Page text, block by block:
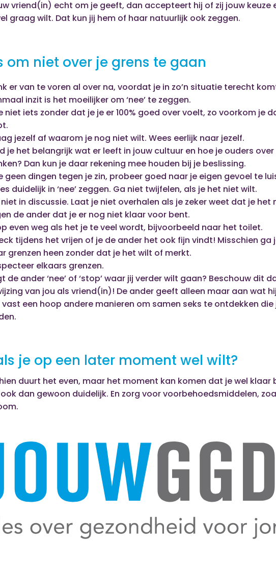
vriend(in) echt om je geeft, dan accepteert hij of zij jouw keuze
graag wilt. Dat kun jij hem of haar natuurlijk ook zeggen.
om niet over je grens te gaan
er van te voren al over na, voordat je in zo’n situatie terecht
inzit is het moeilijker om ‘nee’ te zeggen.
niet iets zonder dat je je er 100% goed over voelt, zo voorkom je
jezelf af waarom je nog niet wilt. Wees eerlijk naar jezelf.
je het belangrijk wat er leeft in jouw cultuur en hoe je ouders
Dan kun je daar rekening mee houden bij je beslissing.
geen dingen tegen je zin, probeer goed naar je eigen gevoel te
duidelijk in ‘nee’ zeggen. Ga niet twijfelen, als je het niet wilt.
in discussie. Laat je niet overhalen als je zeker weet dat je het
de ander dat je er nog niet klaar voor bent.
even weg als het je te veel wordt, bijvoorbeeld naar het toilet.
tijdens het vrijen of je de ander het ook fijn vindt! Misschien ga
grenzen heen zonder dat je het wilt of merkt.
elkaars grenzen.
de ander ‘nee’ of ‘stop’ waar jij verder wilt gaan? Beschouw dit
van jou als vriend(in)! De ander geeft alleen maar aan wat
vast een hoop andere manieren om samen seks te ontdekken die
je op een later moment wel wilt?
duurt het even, maar het moment kan komen dat je wel klaar
dan gewoon duidelijk. En zorg voor voorbehoedsmiddelen,